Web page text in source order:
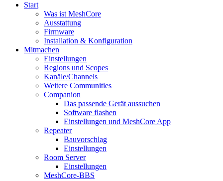
Start
Was ist MeshCore
Ausstattung
Firmware
Installation & Konfiguration
Mitmachen
Einstellungen
Regions und Scopes
Kanäle/Channels
Weitere Communities
Companion
Das passende Gerät aussuchen
Software flashen
Einstellungen und MeshCore App
Repeater
Bauvorschlag
Einstellungen
Room Server
Einstellungen
MeshCore-BBS